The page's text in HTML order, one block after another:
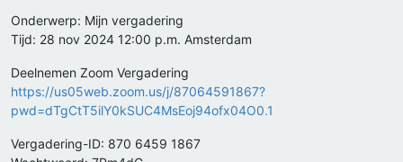
Onderwerp: Mijn vergadering
Tijd: 28 nov 2024 12:00 p.m. Amsterdam
Deelnemen Zoom Vergadering
https://us05web.zoom.us/j/87064591867?
pwd=dTgCtT5ilY0kSUC4MsEoj94ofx04O0.1
Vergadering-ID: 870 6459 1867